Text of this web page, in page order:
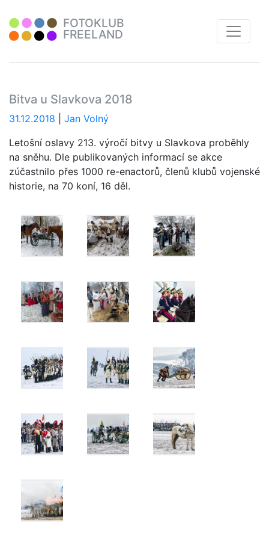
FOTOKLUB
FREELAND
Bitva u Slavkova 2018
31.12.2018
Jan Volný
Letošní oslavy 213. výročí bitvy u Slavkova proběhly
na sněhu. Dle publikovaných informací se akce
zúčastnilo přes 1000 re-enactorů, členů klubů vojenské
historie, na 70 koní, 16 děl.